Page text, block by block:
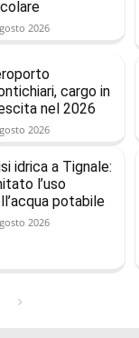
2026
cargo in
nel 2026
2026
idrica a Tignale:
l’uso
potabile
2026